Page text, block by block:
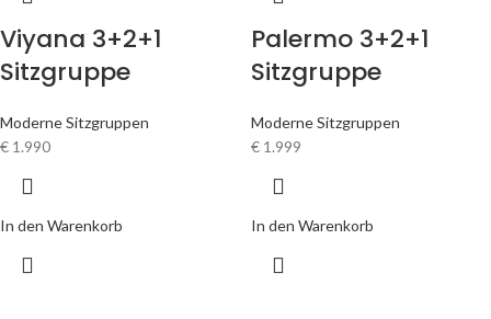
Viyana 3+2+1
Sitzgruppe
Moderne Sitzgruppen
€ 1.990
In den Warenkorb
Palermo 3+2+1
Sitzgruppe
Moderne Sitzgruppen
€ 1.999
In den Warenkorb